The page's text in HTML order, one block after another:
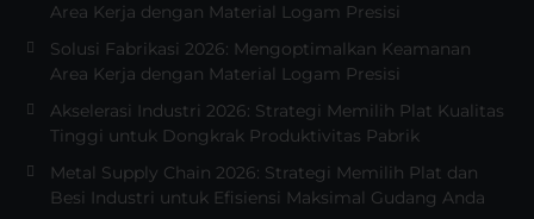
Area Kerja dengan Material Logam Presisi
Solusi Fabrikasi 2026: Mengoptimalkan Keamanan
Area Kerja dengan Material Logam Presisi
Akselerasi Industri 2026: Strategi Memilih Plat Kualitas
Tinggi untuk Dongkrak Produktivitas Pabrik
Metal Supply Chain 2026: Strategi Memilih Plat dan
Besi Industri untuk Efisiensi Maksimal Gudang Anda